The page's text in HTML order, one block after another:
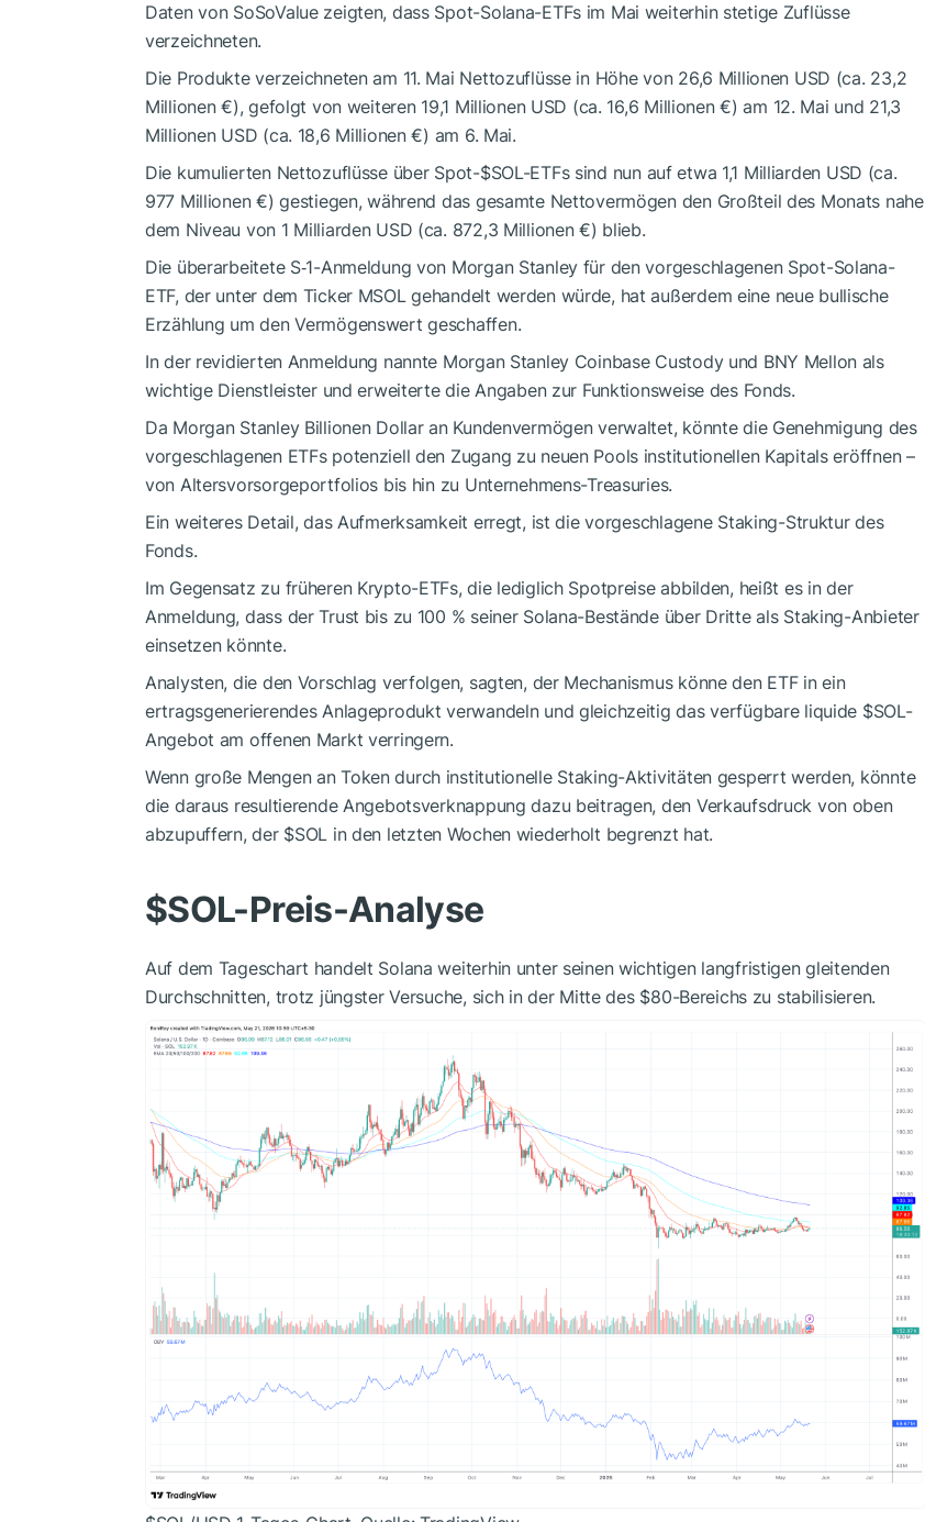
Daten von SoSoValue zeigten, dass Spot-Solana-ETFs im Mai weiterhin stetige Zuflüsse
verzeichneten.
Die Produkte verzeichneten am 11. Mai Nettozuflüsse in Höhe von 26,6 Millionen USD (ca. 23,2
Millionen €), gefolgt von weiteren 19,1 Millionen USD (ca. 16,6 Millionen €) am 12. Mai und 21,3
Millionen USD (ca. 18,6 Millionen €) am 6. Mai.
Die kumulierten Nettozuflüsse über Spot-$SOL-ETFs sind nun auf etwa 1,1 Milliarden USD (ca.
977 Millionen €) gestiegen, während das gesamte Nettovermögen den Großteil des Monats nahe
dem Niveau von 1 Milliarden USD (ca. 872,3 Millionen €) blieb.
Die überarbeitete S‑1-Anmeldung von Morgan Stanley für den vorgeschlagenen Spot-Solana-
ETF, der unter dem Ticker MSOL gehandelt werden würde, hat außerdem eine neue bullische
Erzählung um den Vermögenswert geschaffen.
In der revidierten Anmeldung nannte Morgan Stanley Coinbase Custody und BNY Mellon als
wichtige Dienstleister und erweiterte die Angaben zur Funktionsweise des Fonds.
Da Morgan Stanley Billionen Dollar an Kundenvermögen verwaltet, könnte die Genehmigung des
vorgeschlagenen ETFs potenziell den Zugang zu neuen Pools institutionellen Kapitals eröffnen –
von Altersvorsorgeportfolios bis hin zu Unternehmens-Treasuries.
Ein weiteres Detail, das Aufmerksamkeit erregt, ist die vorgeschlagene Staking-Struktur des
Fonds.
Im Gegensatz zu früheren Krypto-ETFs, die lediglich Spotpreise abbilden, heißt es in der
Anmeldung, dass der Trust bis zu 100 % seiner Solana-Bestände über Dritte als Staking-Anbieter
einsetzen könnte.
Analysten, die den Vorschlag verfolgen, sagten, der Mechanismus könne den ETF in ein
ertragsgenerierendes Anlageprodukt verwandeln und gleichzeitig das verfügbare liquide $SOL-
Angebot am offenen Markt verringern.
Wenn große Mengen an Token durch institutionelle Staking-Aktivitäten gesperrt werden, könnte
die daraus resultierende Angebotsverknappung dazu beitragen, den Verkaufsdruck von oben
abzupuffern, der $SOL in den letzten Wochen wiederholt begrenzt hat.
$SOL-Preis-Analyse
Auf dem Tageschart handelt Solana weiterhin unter seinen wichtigen langfristigen gleitenden
Durchschnitten, trotz jüngster Versuche, sich in der Mitte des $80-Bereichs zu stabilisieren.